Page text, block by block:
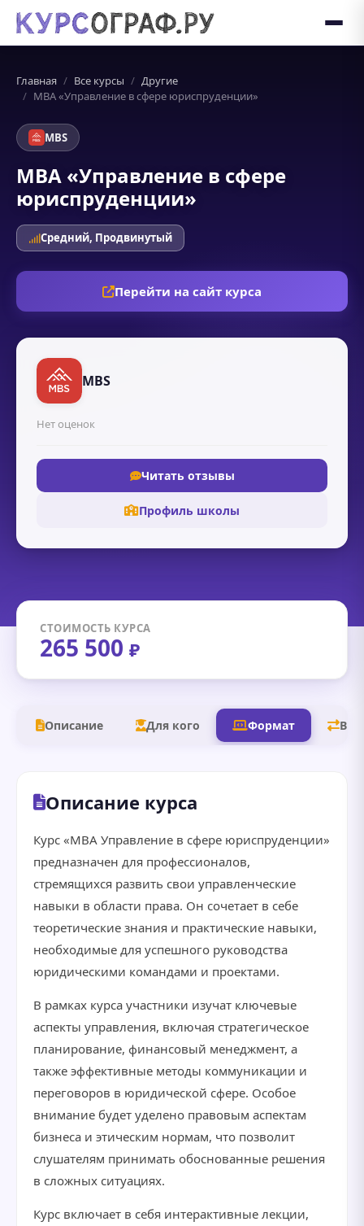
Главная Все курсы
Другие
MBA «Управление в сфере юриспруденции»
MBS
MBA «Управление в сфере
юриспруденции»
Средний, Продвинутый
Перейти на сайт курса
MBS
Нет оценок
Читать отзывы
Профиль школы
СТОИМОСТЬ КУРСА
265 500 ₽
Описание Для кого Формат В
Описание курса
Курс «MBA Управление в сфере юриспруденции»
предназначен для профессионалов,
стремящихся развить свои управленческие
навыки в области права. Он сочетает в себе
теоретические знания и практические навыки,
необходимые для успешного руководства
юридическими командами и проектами.
В рамках курса участники изучат ключевые
аспекты управления, включая стратегическое
планирование, финансовый менеджмент, а
также эффективные методы коммуникации и
переговоров в юридической сфере. Особое
внимание будет уделено правовым аспектам
бизнеса и этическим нормам, что позволит
слушателям принимать обоснованные решения
в сложных ситуациях.
Курс включает в себя интерактивные лекции,